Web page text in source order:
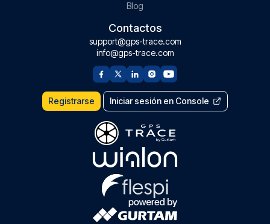
Blog
Contactos
support@gps-trace.com
info@gps-trace.com
Registrarse Iniciar sesión en Console